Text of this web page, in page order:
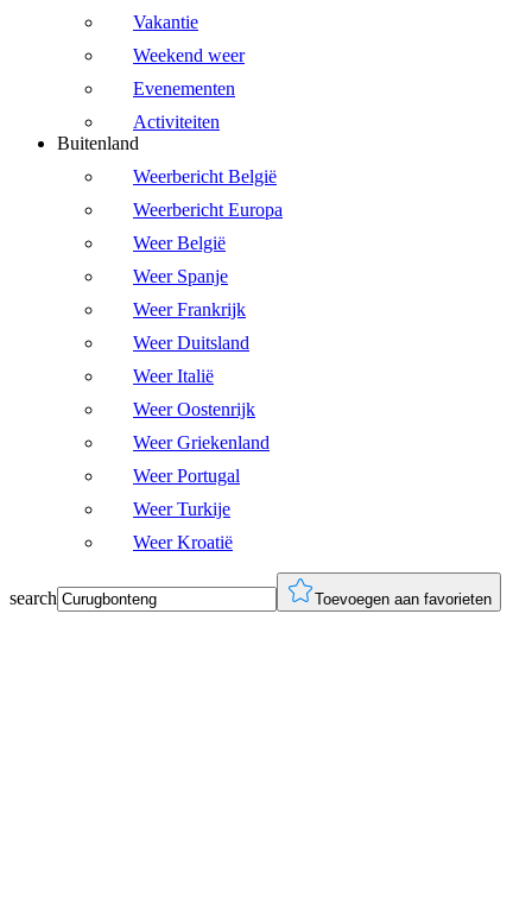
Vakantie
Weekend weer
Evenementen
Activiteiten
Buitenland
Weerbericht België
Weerbericht Europa
Weer België
Weer Spanje
Weer Frankrijk
Weer Duitsland
Weer Italië
Weer Oostenrijk
Weer Griekenland
Weer Portugal
Weer Turkije
Weer Kroatië
search Toevoegen aan favorieten